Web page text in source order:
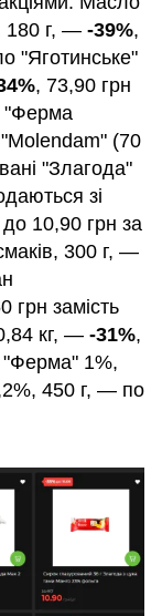
180 г, — -39%,
"Яготинське"
, 73,90 грн
"Ферма
(70
"Злагода"
зі
10,90 грн за
300 г, —
грн замість
кг, — -31%,
"Ферма" 1%,
450 г, — по